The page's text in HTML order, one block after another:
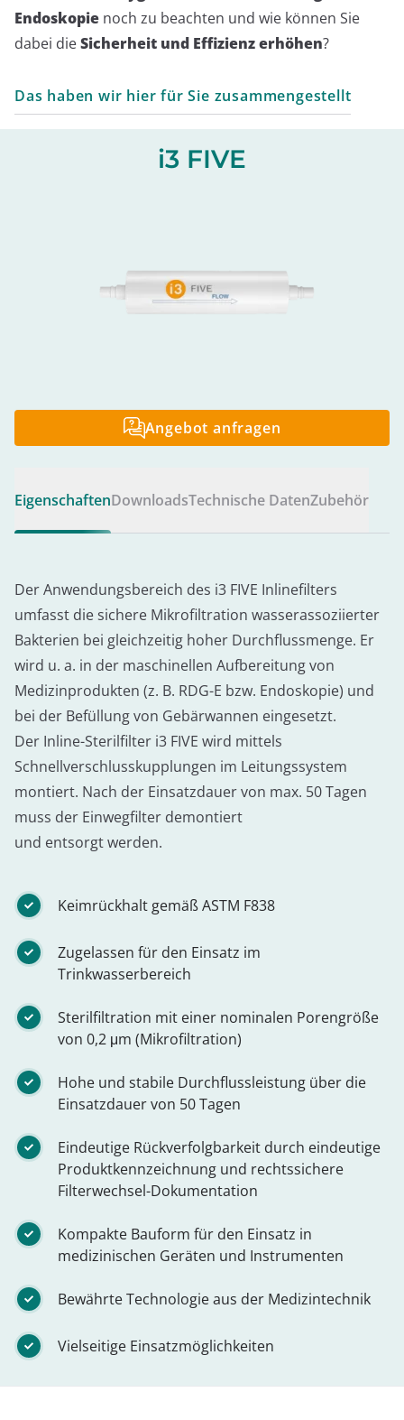
Endoskopie noch zu beachten und wie können Sie
dabei dieSicherheit und Effizienz erhöhen?
Das haben wir hier für Sie zusammengestellt
i3 FIVE
Angebot anfragen
EigenschaftenDownloadsTechnische DatenZubehör
Der Anwendungsbereich des i3 FIVE Inlinefilters
umfasst die sichere Mikrofiltration wasserassoziierter
Bakterien bei gleichzeitig hoher Durchflussmenge. Er
wird u. a. in der maschinellen Aufbereitung von
Medizinprodukten (z. B. RDG-E bzw. Endoskopie) und
bei der Befüllung von Gebärwannen eingesetzt.
Der Inline-Sterilfilter i3 FIVE wird mittels
Schnellverschlusskupplungen im Leitungssystem
montiert. Nach der Einsatzdauer von max. 50 Tagen
muss der Einwegfilter demontiert
und entsorgt werden.
Keimrückhalt gemäß ASTM F838
Zugelassen für den Einsatz im
Trinkwasserbereich
Sterilfiltration mit einer nominalen Porengröße
von 0,2 μm (Mikrofiltration)
Hohe und stabile Durchflussleistung über die
Einsatzdauer von 50 Tagen
Eindeutige Rückverfolgbarkeit durch eindeutige
Produktkennzeichnung und rechtssichere
Filterwechsel-Dokumentation
Kompakte Bauform für den Einsatz in
medizinischen Geräten und Instrumenten
Bewährte Technologie aus der Medizintechnik
Vielseitige Einsatzmöglichkeiten